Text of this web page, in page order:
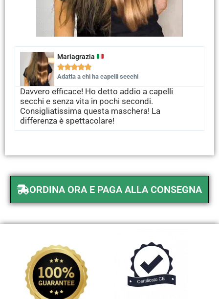
Mariagrazia

Adatta a chi ha capelli secchi
Davvero efficace! Ho detto addio a capelli
secchi e senza vita in pochi secondi.
Consigliatissima questa maschera! La
differenza è spettacolare!
ORDINA ORA E PAGA ALLA CONSEGNA